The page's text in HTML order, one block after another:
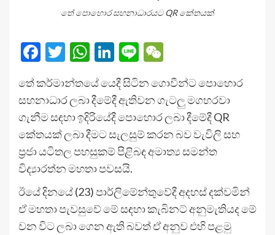
තේ පොහොර සහනාධාරයට QR කේතයක්
Facebook
Twitter
WhatsApp
LinkedIn
Line
තේ කර්මාන්තයේ යෙදී සිටින ගොවීන්ට පොහොර
සහනාධාර ලබා දීමේදී ඇතිවන ගැටලු මගහරවා
ගැනීම සඳහා ඉදිරියේදී පොහොර ලබා දීමේදී QR
කේතයක් ලබා දීමට සැලසුම් කරන බව වැවිලි සහ
ප්‍රජා යටිතල පහසුකම් පිළිබඳ අමාත්‍ය සමන්ත
විද්‍යාරත්න මහතා පවසයි.
ඊයේ දිනයේ (23) පාර්ලිමේන්තුවේදී අදහස් දක්වමින්
ඒ මහතා පැවසුවේ මේ සඳහා කැබිනට් අනුමැතියද මේ
වන විට ලබා ගෙන ඇති බවත් ඒ අනුව එහි පළමු